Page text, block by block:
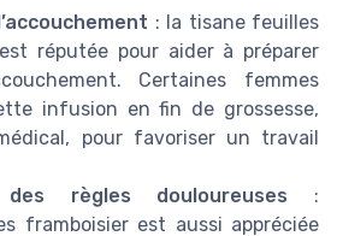
: la tisane feuilles
réputée pour aider à préparer
Certaines femmes
infusion en fin de grossesse,
pour favoriser un travail
des règles douloureuses :
framboisier est aussi appréciée